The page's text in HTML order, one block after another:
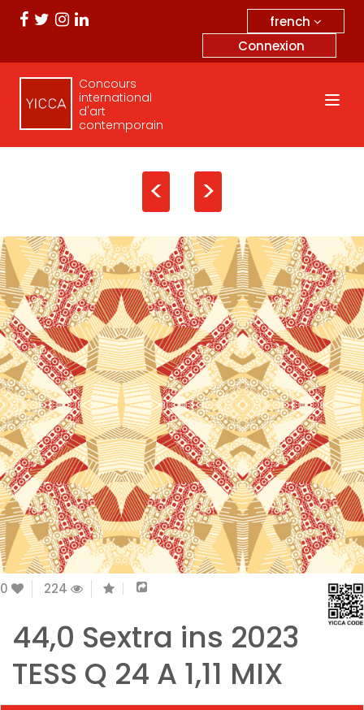
french
Connexion
Concours
international
d'art
contemporain
< >
0 224
44,0 Sextra ins 2023
TESS Q 24 A 1,11 MIX